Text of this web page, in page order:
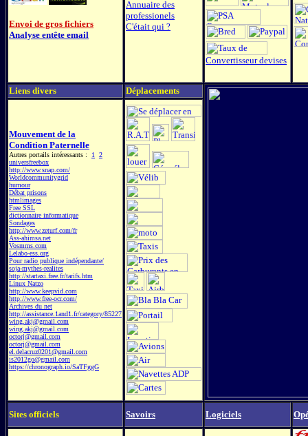
Envoi de gros fichiers
Analyse entête email
Annuaire des
professionels
C'était qui ?
Convertisseur devises
Liens divers Déplacements
Mouvement de la
Condition Paternelle
Autres portails intéressants : 1
2
universfreebox
http://www.snap.com/
Worldcommunitygrid
humour
Débat prisons
htmlimages
Free SSL
dictionnaire informatique
Sondages
http://www.zeturf.com/fr
Ass-ahimsa.net
Vosmms.com
Lelabo-ess.org
Pour radio publique indépendante/
soja-mythes-realites
http://startaxi.free.fr/tarifs.htm
Linux Natzo
http://www.keepvid.com
http://www.free-ocr.com/
Archives du net
http://assistance.1and1.fr/category/85227
wing.akj@gmail.com
wing.akj@gmail.com
octorj@gmail.com
octorj@gmail.com
el.delacruz0201@gmail.com
is2012go@gmail.com
https://chronograph.io/SaTFggG
Sites officiels Savoirs Logiciels